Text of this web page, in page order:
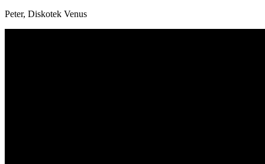
Peter, Diskotek Venus